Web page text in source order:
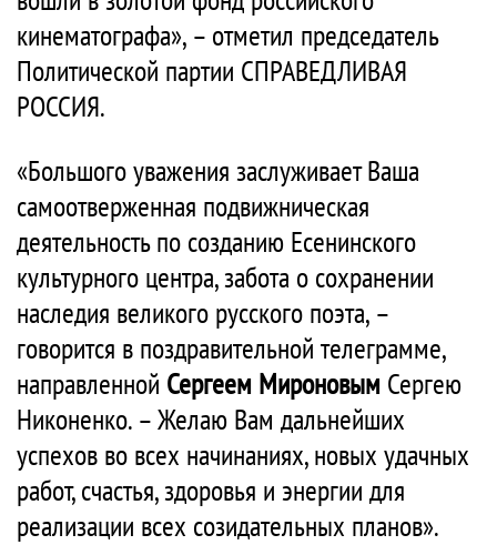
кинематографа», – отметил председатель
Политической партии СПРАВЕДЛИВАЯ
РОССИЯ.
«Большого уважения заслуживает Ваша
самоотверженная подвижническая
деятельность по созданию Есенинского
культурного центра, забота о сохранении
наследия великого русского поэта, –
говорится в поздравительной телеграмме,
направленной Сергеем Мироновым Сергею
Никоненко. – Желаю Вам дальнейших
успехов во всех начинаниях, новых удачных
работ, счастья, здоровья и энергии для
реализации всех созидательных планов».